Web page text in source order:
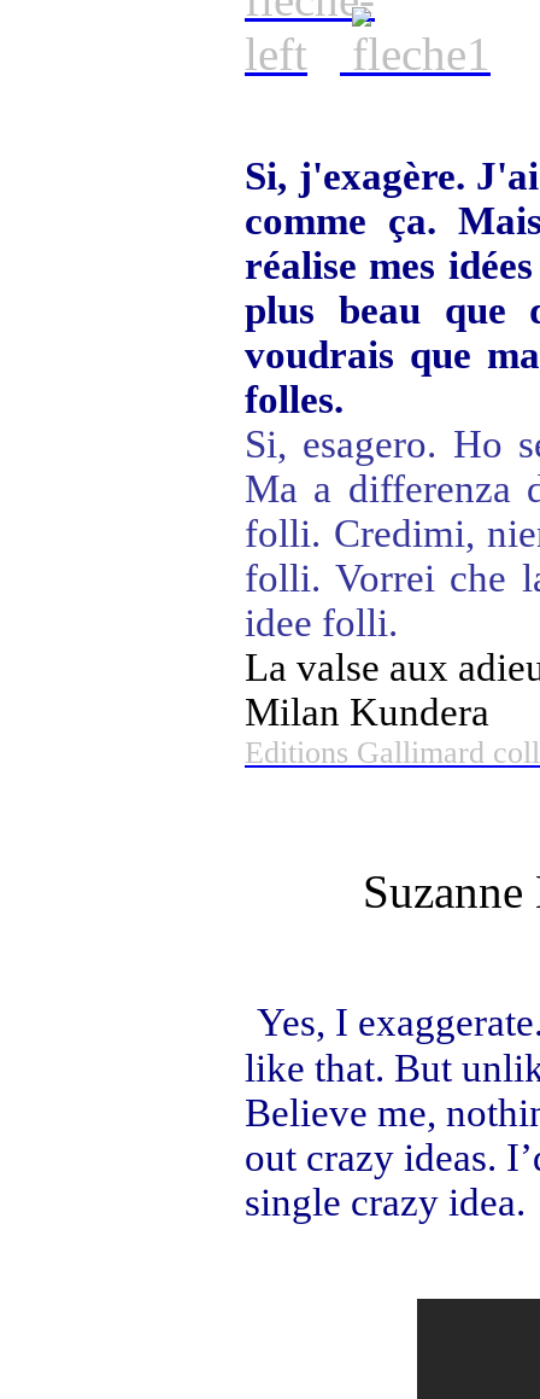
Si, j'exagère.
comme ça.
réalise mes
plus beau que
voudrais que
folles.
Si, esagero. Ho
Ma a differenza
folli. Credimi,
folli. Vorrei che
idee folli.
La valse aux
Milan Kundera
Editions Gallimard
Yes, I
like that. But
Believe me,
out crazy ideas.
single crazy idea.